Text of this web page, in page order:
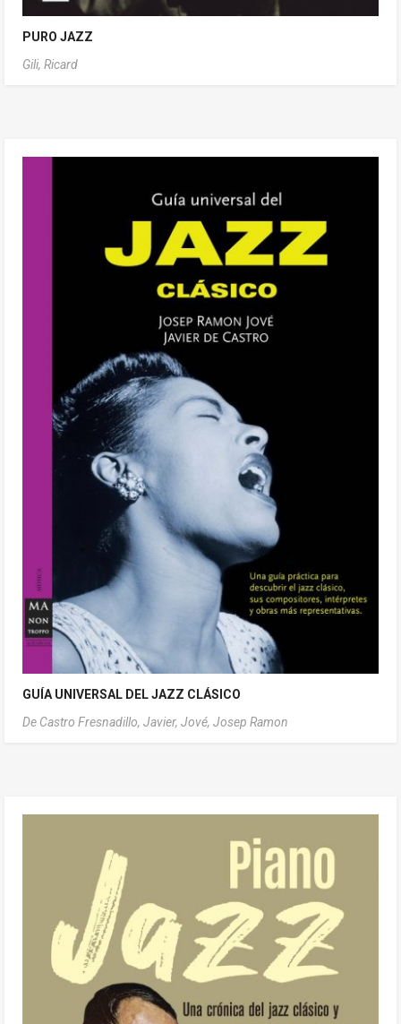
PURO JAZZ
Gili, Ricard
GUÍA UNIVERSAL DEL JAZZ CLÁSICO
De Castro Fresnadillo, Javier, Jové, Josep Ramon